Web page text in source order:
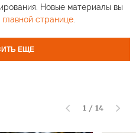
Новые материалы вы
главной странице.
ЕЩЕ
1 / 14